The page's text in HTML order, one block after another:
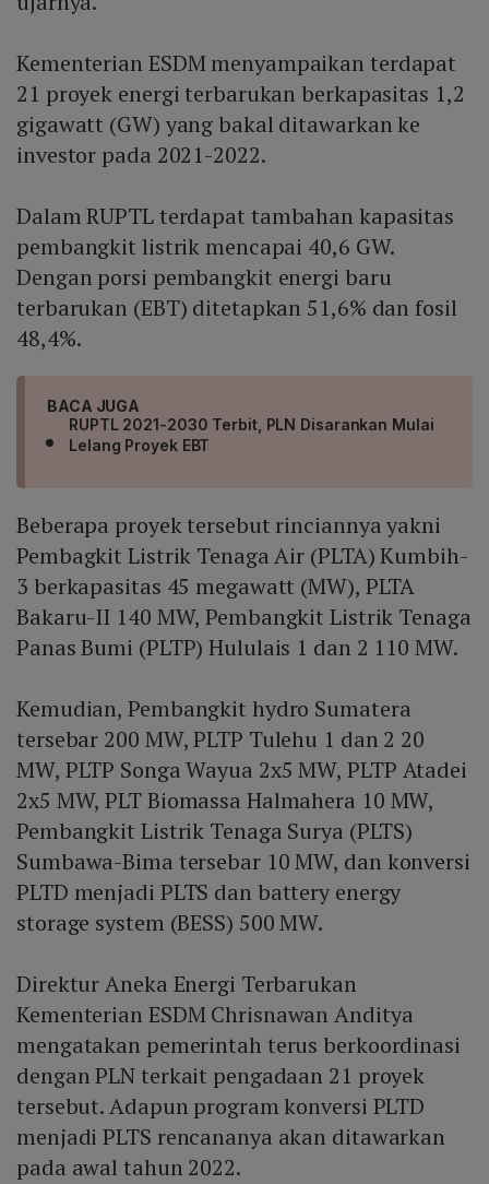
Kementerian ESDM menyampaikan terdapat
21 proyek energi terbarukan berkapasitas 1,2
gigawatt (GW) yang bakal ditawarkan ke
investor pada 2021-2022.
Dalam RUPTL terdapat tambahan kapasitas
pembangkit listrik mencapai 40,6 GW.
Dengan porsi pembangkit energi baru
terbarukan (EBT) ditetapkan 51,6% dan fosil
48,4%.
BACA JUGA
RUPTL 2021-2030 Terbit, PLN Disarankan Mulai
Lelang Proyek EBT
Beberapa proyek tersebut rinciannya yakni
Pembagkit Listrik Tenaga Air (PLTA) Kumbih-
3 berkapasitas 45 megawatt (MW), PLTA
Bakaru-II 140 MW, Pembangkit Listrik Tenaga
Panas Bumi (PLTP) Hululais 1 dan 2 110 MW.
Kemudian, Pembangkit hydro Sumatera
tersebar 200 MW, PLTP Tulehu 1 dan 2 20
MW, PLTP Songa Wayua 2x5 MW, PLTP Atadei
2x5 MW, PLT Biomassa Halmahera 10 MW,
Pembangkit Listrik Tenaga Surya (PLTS)
Sumbawa-Bima tersebar 10 MW, dan konversi
PLTD menjadi PLTS dan battery energy
storage system (BESS) 500 MW.
Direktur Aneka Energi Terbarukan
Kementerian ESDM Chrisnawan Anditya
mengatakan pemerintah terus berkoordinasi
dengan PLN terkait pengadaan 21 proyek
tersebut. Adapun program konversi PLTD
menjadi PLTS rencananya akan ditawarkan
pada awal tahun 2022.